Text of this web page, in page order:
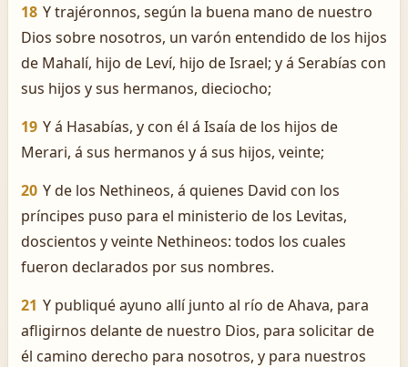
18 Y trajéronnos, según la buena mano de nuestro
Dios sobre nosotros, un varón entendido de los hijos
de Mahalí, hijo de Leví, hijo de Israel; y á Serabías con
sus hijos y sus hermanos, dieciocho;
19 Y á Hasabías, y con él á Isaía de los hijos de
Merari, á sus hermanos y á sus hijos, veinte;
20 Y de los Nethineos, á quienes David con los
príncipes puso para el ministerio de los Levitas,
doscientos y veinte Nethineos: todos los cuales
fueron declarados por sus nombres.
21 Y publiqué ayuno allí junto al río de Ahava, para
afligirnos delante de nuestro Dios, para solicitar de
él camino derecho para nosotros, y para nuestros